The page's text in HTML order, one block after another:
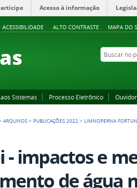
ACESSIBILIDADE ALTO CONTRASTE MAPA DO
Acesso à informação
Buscar no portal
Sistemas Processo Eletrônico
ARQUIVOS > PUBLICAÇÕES 2022 > LIMNOPERNA
impactos e
de água